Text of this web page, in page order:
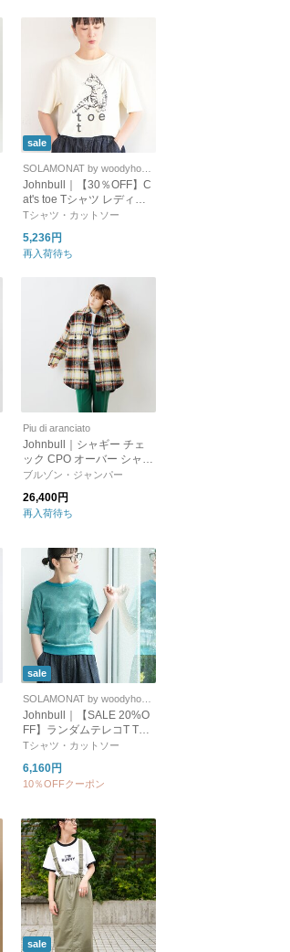
sale
Johnbull｜【30％OFF】C
at's toe Tシャツ レディー
ス トップス カットソー プ
06
Tシャツ・カットソー
5,236円
再入荷待ち
Piu di aranciato
Johnbull｜シャギー チェ
ック CPO オーバー シャツ
コート jl234l23-ms
ブルゾン・ジャンパー
26,400円
再入荷待ち
sale
Johnbull｜【SALE 20%O
FF】ランダムテレコT Tシ
ャツ カットソー トップス j
Tシャツ・カットソー
6,160円
10％OFFクーポン
sale